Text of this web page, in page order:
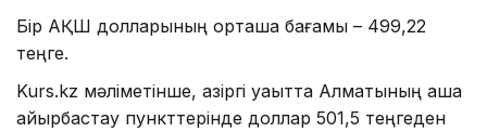
Бір АҚШ долларының орташа бағамы – 499,22
теңге.
Kurs.kz мәліметінше, қазіргі уақытта Алматының ақша
айырбастау пункттерінде доллар 501,5 теңгеден